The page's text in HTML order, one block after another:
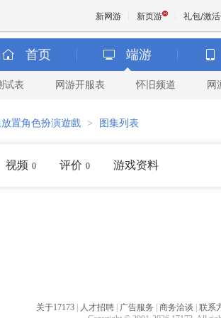
新网游 新页游 礼包/激
首页 端游
试表 网游开服表 怀旧频道 网
置角色扮演遊戲 > 图集列表
视频 0 评价 0 游戏资料
关于17173 人才招聘 广告服务 商务洽谈 联系